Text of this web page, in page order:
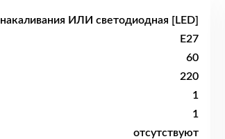
накаливания ИЛИ светодиодная [LED]
E27
60
220
1
1
отсутствуют